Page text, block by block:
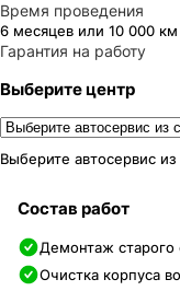
Время проведения
6 месяцев или 10 000 км
Гарантия на работу
Выберите центр
Выберите автосервис из
Состав работ
Демонтаж старого
Очистка корпуса